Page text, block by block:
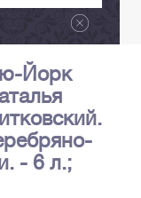
Йорк
- 6 л.;